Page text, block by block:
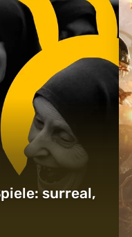
surreal,